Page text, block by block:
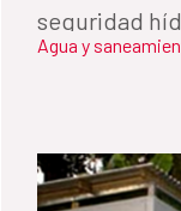
seguridad
residuales y a
Agua y